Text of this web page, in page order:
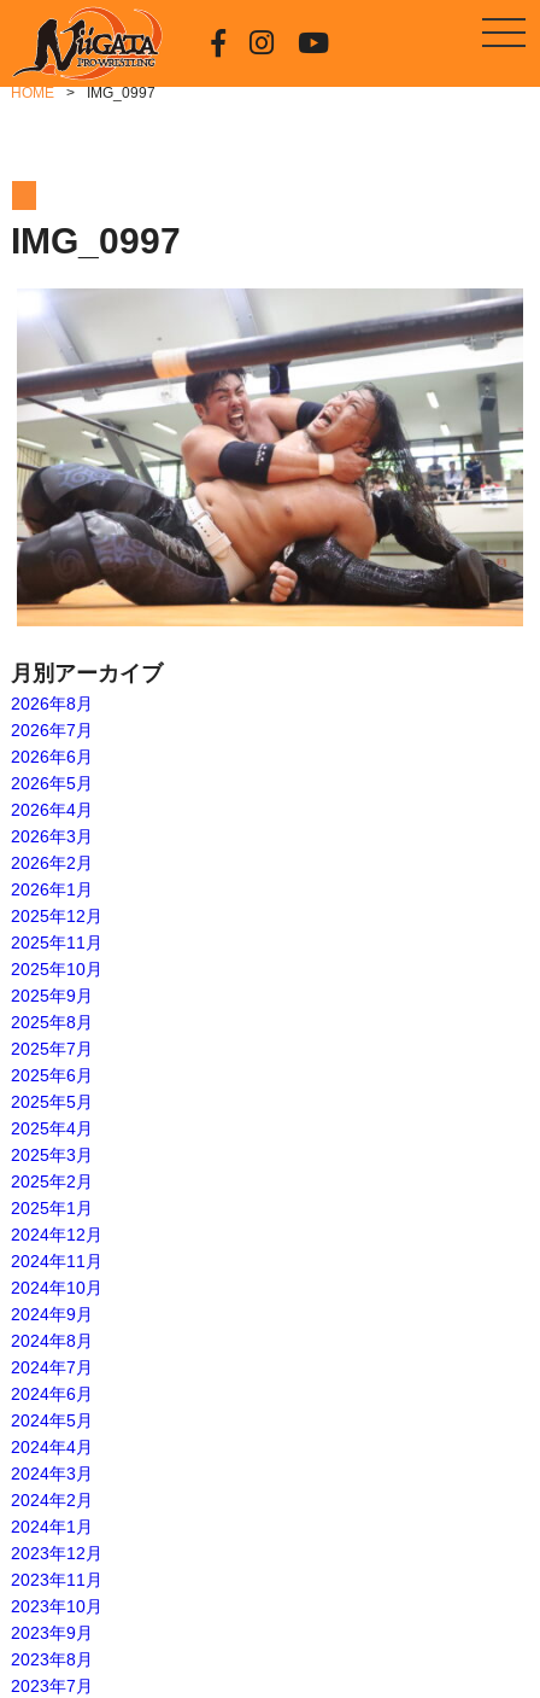
HOME IMG_0997
IMG_0997
月別アーカイブ
2026年8月
2026年7月
2026年6月
2026年5月
2026年4月
2026年3月
2026年2月
2026年1月
2025年12月
2025年11月
2025年10月
2025年9月
2025年8月
2025年7月
2025年6月
2025年5月
2025年4月
2025年3月
2025年2月
2025年1月
2024年12月
2024年11月
2024年10月
2024年9月
2024年8月
2024年7月
2024年6月
2024年5月
2024年4月
2024年3月
2024年2月
2024年1月
2023年12月
2023年11月
2023年10月
2023年9月
2023年8月
2023年7月